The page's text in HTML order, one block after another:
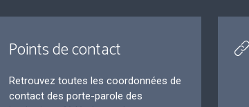
Points de contact
Retrouvez toutes les coordonnées de
contact des porte-parole des